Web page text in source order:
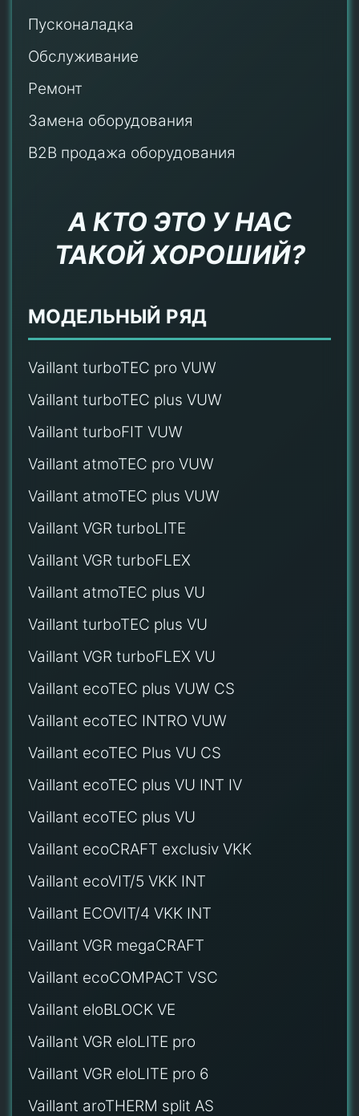
Пусконаладка
Обслуживание
Ремонт
Замена оборудования
B2B продажа оборудования
А КТО ЭТО У НАС
ТАКОЙ ХОРОШИЙ?
МОДЕЛЬНЫЙ РЯД
Vaillant turboTEC pro VUW
Vaillant turboTEC plus VUW
Vaillant turboFIT VUW
Vaillant atmoTEC pro VUW
Vaillant atmoTEC plus VUW
Vaillant VGR turboLITE
Vaillant VGR turboFLEX
Vaillant atmoTEC plus VU
Vaillant turboTEC plus VU
Vaillant VGR turboFLEX VU
Vaillant ecoTEC plus VUW CS
Vaillant ecoTEC INTRO VUW
Vaillant ecoTEC Plus VU CS
Vaillant ecoTEC plus VU INT IV
Vaillant ecoTEC plus VU
Vaillant ecoCRAFT exclusiv VKK
Vaillant ecoVIT/5 VKK INT
Vaillant ECOVIT/4 VKK INT
Vaillant VGR megaCRAFT
Vaillant ecoCOMPACT VSC
Vaillant eloBLOCK VE
Vaillant VGR eloLITE pro
Vaillant VGR eloLITE pro 6
Vaillant aroTHERM split AS